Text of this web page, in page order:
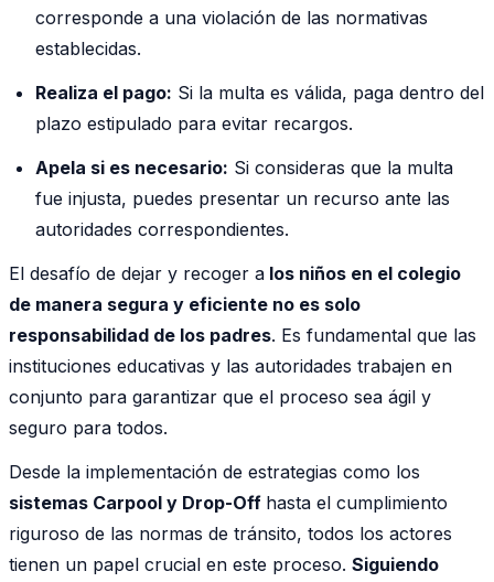
corresponde a una violación de las normativas
establecidas.
Realiza el pago: Si la multa es válida, paga dentro del
plazo estipulado para evitar recargos.
Apela si es necesario: Si consideras que la multa
fue injusta, puedes presentar un recurso ante las
autoridades correspondientes.
El desafío de dejar y recoger a los niños en el colegio
de manera segura y eficiente no es solo
responsabilidad de los padres. Es fundamental que las
instituciones educativas y las autoridades trabajen en
conjunto para garantizar que el proceso sea ágil y
seguro para todos.
Desde la implementación de estrategias como los
sistemas Carpool y Drop-Off hasta el cumplimiento
riguroso de las normas de tránsito, todos los actores
tienen un papel crucial en este proceso. Siguiendo